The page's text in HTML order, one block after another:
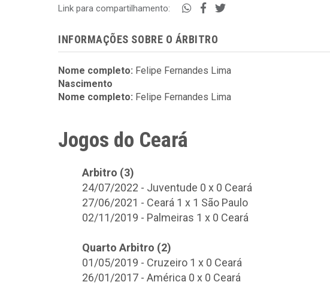
Link para compartilhamento:
INFORMAÇÕES SOBRE O ÁRBITRO
Nome completo: Felipe Fernandes Lima
Nascimento
Nome completo: Felipe Fernandes Lima
Jogos do Ceará
Arbitro (3)
24/07/2022 - Juventude 0 x 0 Ceará
27/06/2021 - Ceará 1 x 1 São Paulo
02/11/2019 - Palmeiras 1 x 0 Ceará
Quarto Arbitro (2)
01/05/2019 - Cruzeiro 1 x 0 Ceará
26/01/2017 - América 0 x 0 Ceará